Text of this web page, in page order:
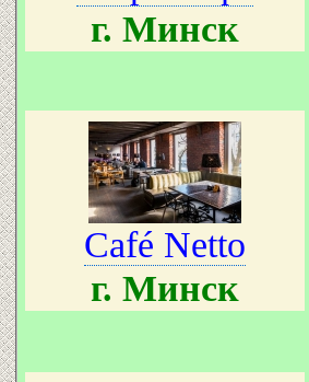
г. Минск
Café Netto
г. Минск